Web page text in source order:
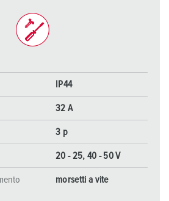
IP44
32 A
3 p
20 - 25, 40 - 50 V
morsetti a vite